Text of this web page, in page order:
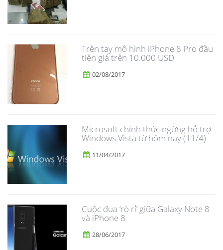
Trên tay mô hình iPhone 8 Pro đầu
tiên giá trên 10.000 USD
02/08/2017
Microsoft chính thức ngừng hỗ trợ
Windows Vista từ hôm nay (11/4)
11/04/2017
​Cuộc đua ‘rò rỉ’ giữa Galaxy Note 8
và iPhone 8
28/06/2017